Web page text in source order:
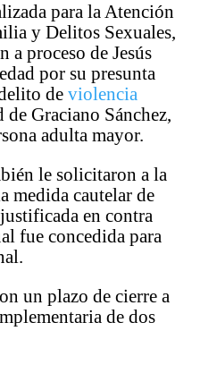
para la Atención
y Delitos Sexuales,
proceso de Jesús
por su presunta
de violencia
Graciano Sánchez,
adulta mayor.
le solicitaron a la
medida cautelar de
en contra
fue concedida para
un plazo de cierre a
de dos